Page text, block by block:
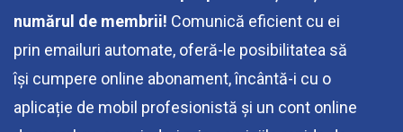
numărul de membrii! Comunică eficient cu ei
prin emailuri automate, oferă-le posibilitatea să
își cumpere online abonament, încântă-i cu o
aplicație de mobil profesionistă și un cont online